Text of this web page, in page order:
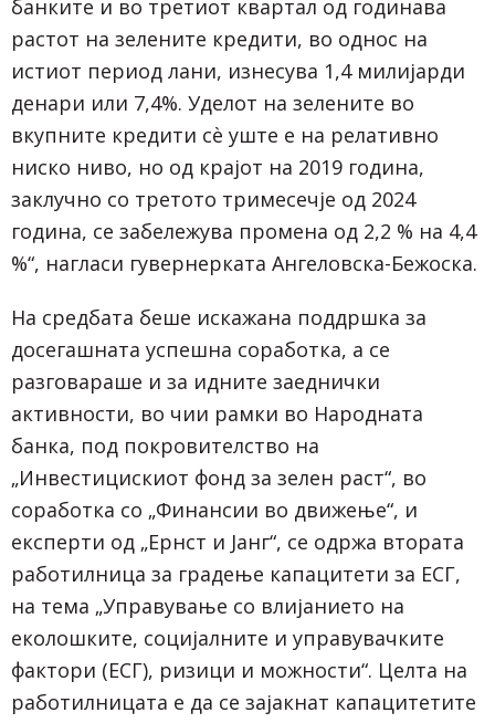
банките и во третиот квартал од годинава
растот на зелените кредити, во однос на
истиот период лани, изнесува 1,4 милијарди
денари или 7,4%. Уделот на зелените во
вкупните кредити сѐ уште е на релативно
ниско ниво, но од крајот на 2019 година,
заклучно со третото тримесечје од 2024
година, се забележува промена од 2,2 % на 4,4
%“, нагласи гувернерката Ангеловска-Бежоска.
На средбата беше искажана поддршка за
досегашната успешна соработка, а се
разговараше и за идните заеднички
активности, во чии рамки во Народната
банка, под покровителство на
„Инвестицискиот фонд за зелен раст“, во
соработка со „Финансии во движење“, и
експерти од „Ернст и Јанг“, се одржа втората
работилница за градење капацитети за ЕСГ,
на тема „Управување со влијанието на
еколошките, социјалните и управувачките
фактори (ЕСГ), ризици и можности“. Целта на
работилницата е да се зајакнат капацитетите